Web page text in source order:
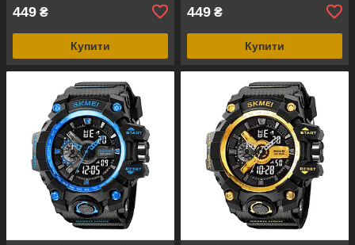
449 ₴
Купити
449 ₴
Купити